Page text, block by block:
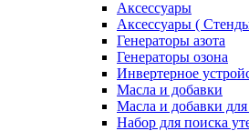
Аксессуары
Аксессуары (
Генераторы азота
Генераторы озона
Инвертерное
Масла и добавки
Масла и добавки
Набор для поиска